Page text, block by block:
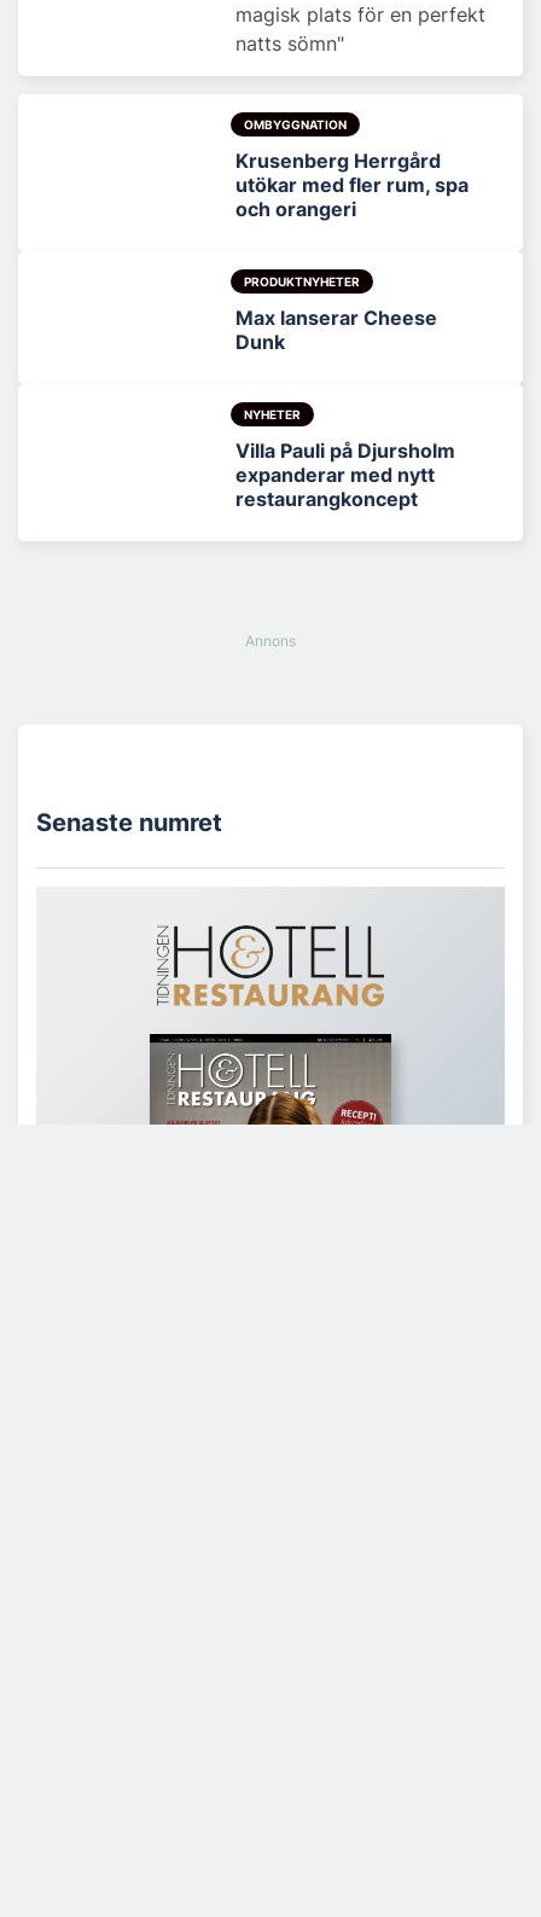
magisk plats för en perfekt
natts sömn"
OMBYGGNATION
Krusenberg Herrgård
utökar med fler rum, spa
och orangeri
PRODUKTNYHETER
Max lanserar Cheese
Dunk
NYHETER
Villa Pauli på Djursholm
expanderar med nytt
restaurangkoncept
Senaste numret